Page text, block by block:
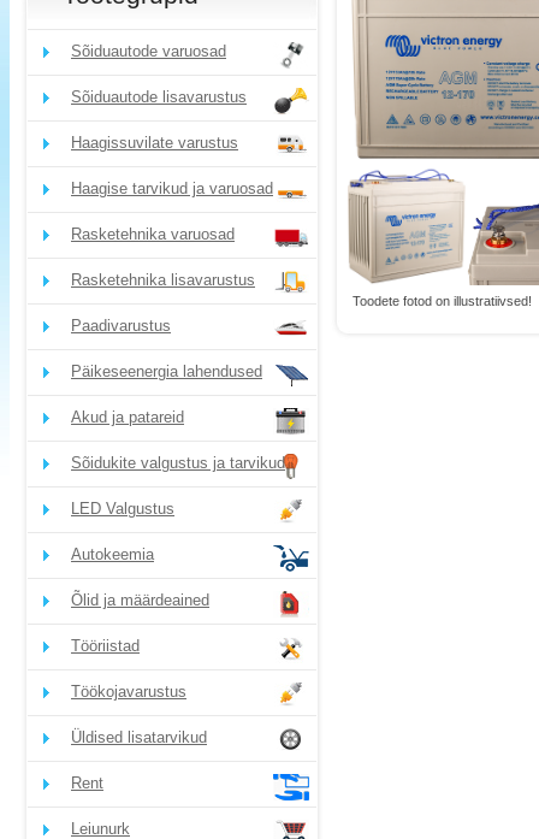
Sõiduautode varuosad
Sõiduautode lisavarustus
Haagissuvilate varustus
Haagise tarvikud ja varuosad
Rasketehnika varuosad
Rasketehnika lisavarustus
Paadivarustus
Päikeseenergia lahendused
Akud ja patareid
Sõidukite valgustus ja tarvikud
LED Valgustus
Autokeemia
Õlid ja määrdeained
Tööriistad
Töökojavarustus
Üldised lisatarvikud
Rent
Leiunurk
Toodete fotod on illustratiivsed!